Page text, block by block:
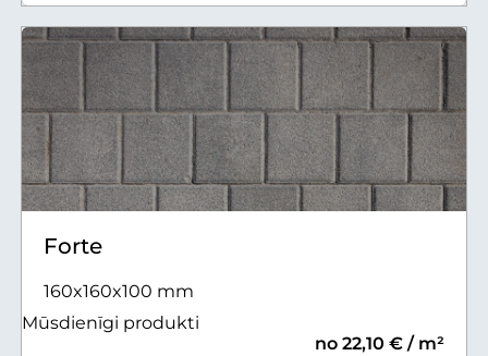
Forte
160x160x100 mm
Mūsdienīgi produkti
no 22,10 € / m²